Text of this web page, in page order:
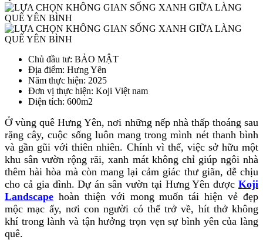
Chủ đầu tư: BẢO MẬT
Địa điểm: Hưng Yên
Năm thực hiện: 2025
Đơn vị thực hiện: Koji Việt nam
Diện tích: 600m2
Ở vùng quê Hưng Yên, nơi những nếp nhà thấp thoáng sau
rặng cây, cuộc sống luôn mang trong mình nét thanh bình
và gần gũi với thiên nhiên. Chính vì thế, việc sở hữu một
khu sân vườn rộng rãi, xanh mát không chỉ giúp ngôi nhà
thêm hài hòa mà còn mang lại cảm giác thư giãn, dễ chịu
cho cả gia đình. Dự án sân vườn tại Hưng Yên được Koji
Landscape hoàn thiện với mong muốn tái hiện vẻ đẹp
mộc mạc ấy, nơi con người có thể trở về, hít thở không
khí trong lành và tận hưởng trọn vẹn sự bình yên của làng
quê.